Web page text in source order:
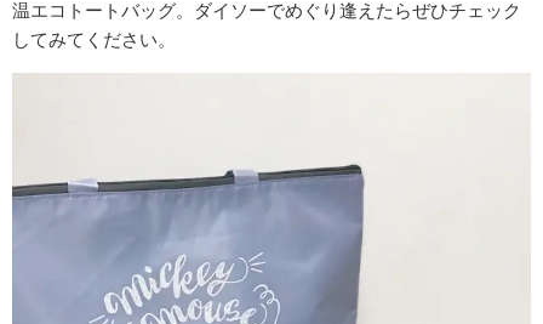
温エコトートバッグ。ダイソーでめぐり逢えたらぜひチェック
してみてください。